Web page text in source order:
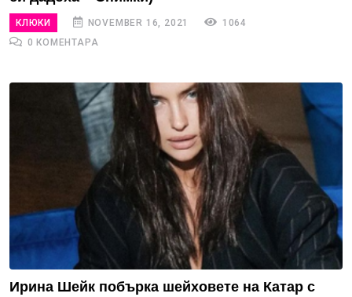
КЛЮКИ NOVEMBER 16, 2021
1064
0 КОМЕНТАРА
Ирина Шейк побърка шейховете на Катар с